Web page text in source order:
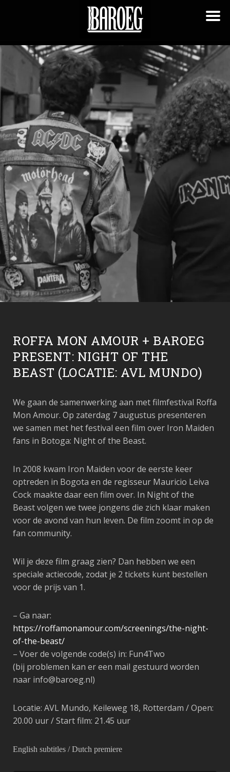
ROFFA MON AMOUR + BAROEG
PRESENT: NIGHT OF THE
BEAST (LOCATIE: AVL MUNDO)
We gaan de samenwerking aan met filmfestival Roffa
Mon Amour. Op zaterdag 7 augustus presenteren
we samen met het festival een film over Iron Maiden
fans in Botoga: Night of the Beast.
In 2008 kwam Iron Maiden voor de eerste keer
optreden in Bogota en de regisseur Mauricio Leiva
Cock maakte daar een film over. In Night of the
Beast volgen we twee jongens die zich klaar maken
voor de avond van hun leven. De film zoomt in op de
fan community.
Wil je deze film graag zien? Dan hebben we een
speciale actiecode, zodat je 2 tickets kunt bestellen
voor de prijs van 1.
– Ga naar:
https://roffamonamour.com/screenings/the-night-
of-the-beast/
– Voer de volgende code(s) in: Fun4Two
(bij problemen kan er een mail gestuurd worden
naar info@baroeg.nl)
Locatie: AVL Mundo, Keileweg 18, Rotterdam / Open:
20.00 uur / Start film: 21.45 uur
English subtitles / Dutch premiere